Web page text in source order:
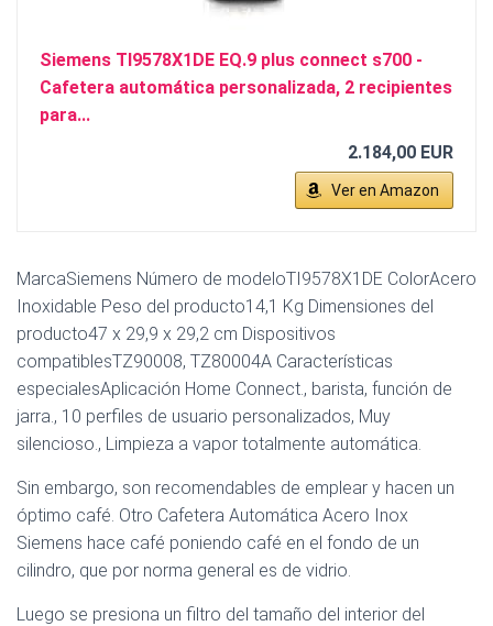
Siemens TI9578X1DE EQ.9 plus connect s700 -
Cafetera automática personalizada, 2 recipientes
para...
2.184,00 EUR
Ver en Amazon
MarcaSiemens Número de modeloTI9578X1DE ColorAcero
Inoxidable Peso del producto14,1 Kg Dimensiones del
producto47 x 29,9 x 29,2 cm Dispositivos
compatiblesTZ90008, TZ80004A Características
especialesAplicación Home Connect., barista, función de
jarra., 10 perfiles de usuario personalizados, Muy
silencioso., Limpieza a vapor totalmente automática.
Sin embargo, son recomendables de emplear y hacen un
óptimo café. Otro Cafetera Automática Acero Inox
Siemens hace café poniendo café en el fondo de un
cilindro, que por norma general es de vidrio.
Luego se presiona un filtro del tamaño del interior del